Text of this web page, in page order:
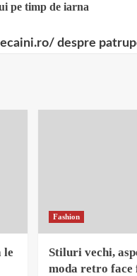
pe timp de iarna
despre
le
Fashion
Stiluri vechi,
moda retro